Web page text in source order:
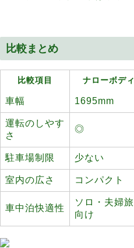
比較まとめ
比較項目 ナローボディ
車幅 1695mm
運転のしやす
さ
◎
駐車場制限 少ない
室内の広さ コンパクト
車中泊快適性
ソロ・夫婦旅
向け